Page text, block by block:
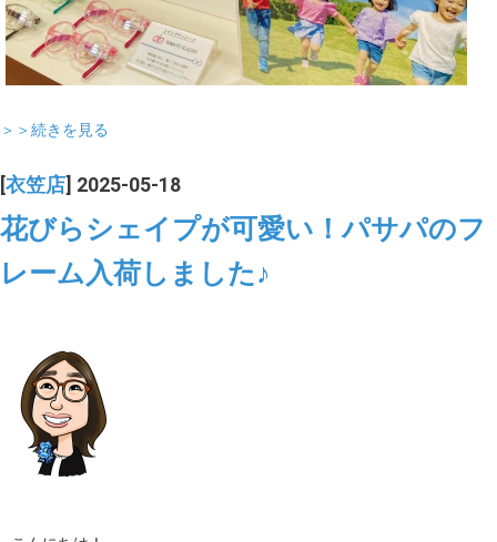
＞＞続きを見る
衣笠店 ] 2025-05-18
花びらシェイプが可愛い！パサパのフ
レーム入荷しました♪